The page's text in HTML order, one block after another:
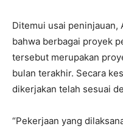
Ditemui usai peninjauan,
bahwa berbagai proyek
tersebut merupakan
bulan terakhir. Secara
dikerjakan telah sesuai
“Pekerjaan yang